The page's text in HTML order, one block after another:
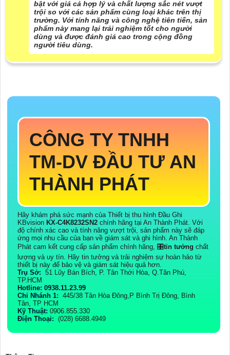
bật với giá cả hợp lý và chất lượng sắc nét vượt
trội so với các sản phẩm cùng loại khác trên thị
trường. Với tính năng và công nghệ tiên tiến, sản
phẩm này mang lại trải nghiệm tốt cho người
dùng và được đánh giá cao trong cộng đồng
người tiêu dùng.
CÔNG TY TNHH
TM-DV ĐẦU TƯ AN
THÀNH PHÁT
Hãy khám phá sức mạnh của Thiết bị thu hình Đầu Ghi
KBvision KX-C4K8232SN2 chính hãng tại An Thành Phát. Với
độ chính xác cao và tính năng vượt trội, sản phẩm này sẽ đáp
ứng mọi nhu cầu của bạn về giám sát và ghi hình. An Thành
Phát cam kết cung cấp sản phẩm chính hãng, 🎛tin tưởng chất
lượng và uy tín. Hãy tin tưởng và trải nghiệm sự hoàn hảo từ
thiết bị này để bảo vệ và giám sát hiệu quả hơn.
Trụ Sở: 51 Lũy Bán Bích, P. Tân Thới Hòa, Q.Tân Phú,
TP.HCM
Hotline: 0938.11.23.99
Chi Nhánh 1: 445/38 Tân Hòa Đông,P Bình Trị Đông, Bình
Tân, TP HCM
Kỹ Thuật: 0906.855.330
Điện Thoại: (028) 6688.4949